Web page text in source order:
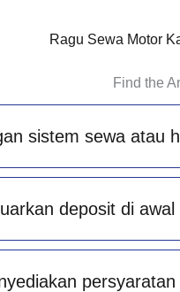
Ragu Sewa Motor
Find the
sistem sewa atau
deposit di